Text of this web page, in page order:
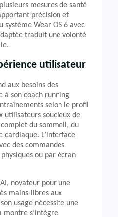
mesures de santé
précision et
système Wear OS 6 avec
traduit une volonté
utilisateur
aux besoins des
à son coach running
selon le profil
utilisateurs soucieux de
du sommeil, du
cardiaque. L’interface
des commandes
ou par écran
AI, novateur pour une
mains-libres aux
usage nécessite une
montre s’intègre